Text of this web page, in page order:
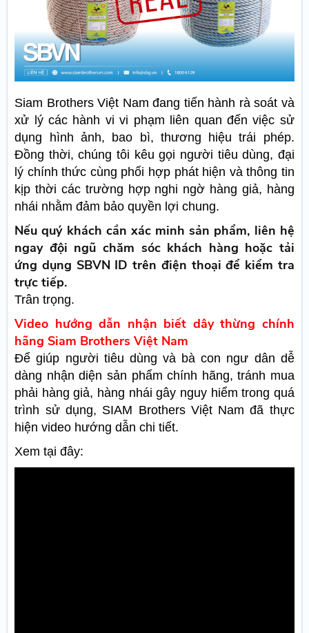
Siam Brothers Việt Nam đang tiến hành rà soát và
xử lý các hành vi vi phạm liên quan đến việc sử
dụng hình ảnh, bao bì, thương hiệu trái phép.
Đồng thời, chúng tôi kêu gọi người tiêu dùng, đại
lý chính thức cùng phối hợp phát hiện và thông tin
kịp thời các trường hợp nghi ngờ hàng giả, hàng
nhái nhằm đảm bảo quyền lợi chung.
Nếu quý khách cần xác minh sản phẩm, liên hệ
ngay đội ngũ chăm sóc khách hàng hoặc tải
ứng dụng SBVN ID trên điện thoại để kiểm tra
trực tiếp.
Trân trọng.
Video hướng dẫn nhận biết dây thừng chính
hãng Siam Brothers Việt Nam
Để giúp người tiêu dùng và bà con ngư dân dễ
dàng nhận diện sản phẩm chính hãng, tránh mua
phải hàng giả, hàng nhái gây nguy hiểm trong quá
trình sử dụng, SIAM Brothers Việt Nam đã thực
hiện video hướng dẫn chi tiết.
Xem tại đây: